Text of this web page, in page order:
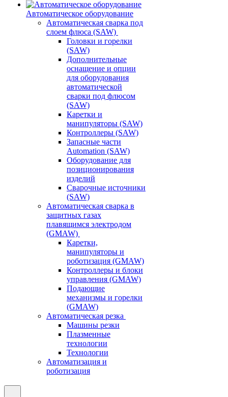
Автоматическое оборудование
Автоматическая сварка под
слоем флюса (SAW)
Головки и горелки
(SAW)
Дополнительные
оснащение и опции
для оборудования
автоматической
сварки под флюсом
(SAW)
Каретки и
манипуляторы (SAW)
Контроллеры (SAW)
Запасные части
Automation (SAW)
Оборудование для
позиционирования
изделий
Сварочные источники
(SAW)
Автоматическая сварка в
защитных газах
плавящимся электродом
(GMAW)
Каретки,
манипуляторы и
роботизация (GMAW)
Контроллеры и блоки
управления (GMAW)
Подающие
механизмы и горелки
(GMAW)
Автоматическая резка
Машины резки
Плазменные
технологии
Технологии
Автоматизация и
роботизация